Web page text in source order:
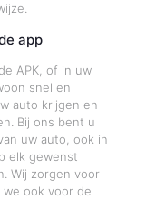
app
APK, of in uw
snel en
auto krijgen en
Bij ons bent u
uw auto, ook in
elk gewenst
Wij zorgen voor
ook voor de